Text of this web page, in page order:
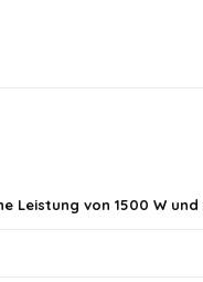
Leistung von 1500 W